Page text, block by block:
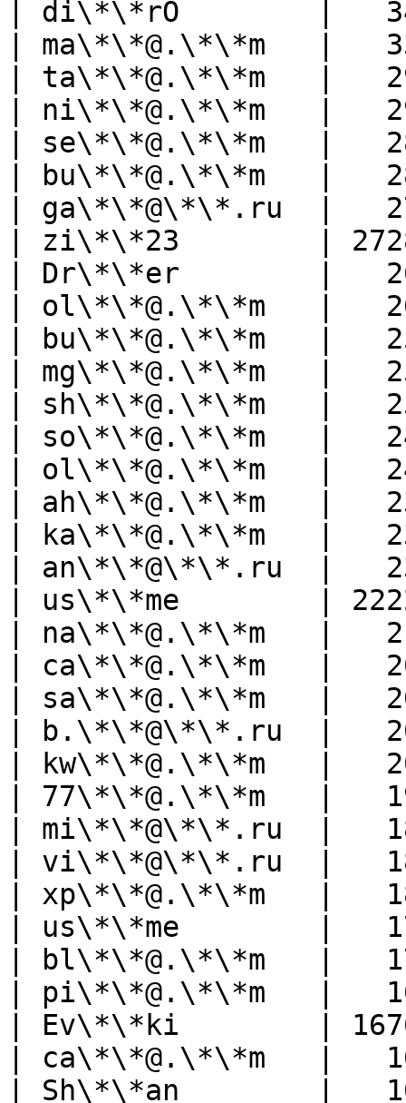
| di\*\*rO        |
| ma\*\*@.\*\*m   |
| ta\*\*@.\*\*m   |
| ni\*\*@.\*\*m   |
| se\*\*@.\*\*m   |
| bu\*\*@.\*\*m   |
| ga\*\*@\*\*.ru  |
| zi\*\*23        |
| Dr\*\*er        |
| ol\*\*@.\*\*m   |
| bu\*\*@.\*\*m   |
| mg\*\*@.\*\*m   |
| sh\*\*@.\*\*m   |
| so\*\*@.\*\*m   |
| ol\*\*@.\*\*m   |
| ah\*\*@.\*\*m   |
| ka\*\*@.\*\*m   |
| an\*\*@\*\*.ru  |
| us\*\*me        |
| na\*\*@.\*\*m   |
| ca\*\*@.\*\*m   |
| sa\*\*@.\*\*m   |
| b.\*\*@\*\*.ru  |
| kw\*\*@.\*\*m   |
| 77\*\*@.\*\*m   |
| mi\*\*@\*\*.ru  |
| vi\*\*@\*\*.ru  |
| xp\*\*@.\*\*m   |
| us\*\*me        |
| bl\*\*@.\*\*m   |
| pi\*\*@.\*\*m   |
| Ev\*\*ki        |
| ca\*\*@.\*\*m   |
| Sh\*\*an        |